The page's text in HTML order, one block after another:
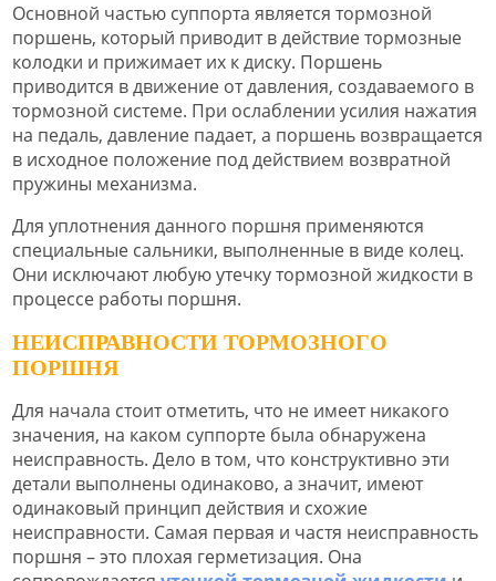
Основной частью суппорта является тормозной
поршень, который приводит в действие тормозные
колодки и прижимает их к диску. Поршень
приводится в движение от давления, создаваемого в
тормозной системе. При ослаблении усилия нажатия
на педаль, давление падает, а поршень возвращается
в исходное положение под действием возвратной
пружины механизма.
Для уплотнения данного поршня применяются
специальные сальники, выполненные в виде колец.
Они исключают любую утечку тормозной жидкости в
процессе работы поршня.
НЕИСПРАВНОСТИ ТОРМОЗНОГО
ПОРШНЯ
Для начала стоит отметить, что не имеет никакого
значения, на каком суппорте была обнаружена
неисправность. Дело в том, что конструктивно эти
детали выполнены одинаково, а значит, имеют
одинаковый принцип действия и схожие
неисправности. Самая первая и частя неисправность
поршня – это плохая герметизация. Она